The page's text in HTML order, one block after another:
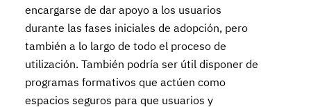
encargarse de dar apoyo a los usuarios
durante las fases iniciales de adopción, pero
también a lo largo de todo el proceso de
utilización. También podría ser útil disponer de
programas formativos que actúen como
espacios seguros para que usuarios y